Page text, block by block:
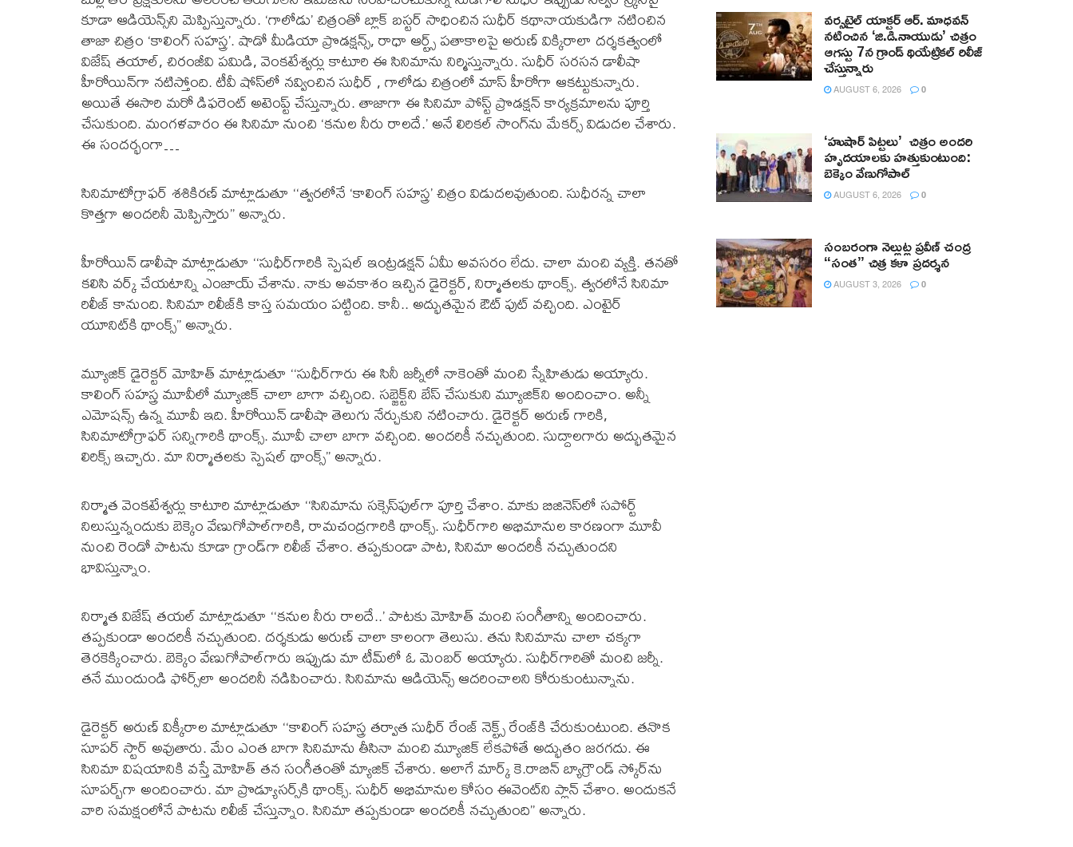
కూడా ఆడియెన్స్‌ని మెప్పిస్తున్నారు. ‘గాలోడు’ చిత్రంతో బ్లాక్ బస్టర్ సాధించిన సుధీర్ కథానాయకుడిగా నటించిన
తాజా చిత్రం ‘కాలింగ్ సహస్త్ర’. షాడో మీడియా ప్రొడక్ష‌న్స్‌, రాధా ఆర్ట్స్ ప‌తాకాల‌పై అరుణ్ విక్కిరాలా ద‌ర్శ‌క‌త్వంలో
విజేష్ త‌యాల్‌, చిరంజీవి ప‌మిడి, వెంక‌టేశ్వ‌ర్లు కాటూరి ఈ సినిమాను నిర్మిస్తున్నారు. సుధీర్ స‌ర‌స‌న డాలీషా
హీరోయిన్‌గా న‌టిస్తోంది. టీవీ షోస్‌లో న‌వ్వించిన సుధీర్ , గాలోడు చిత్రంలో మాస్ హీరోగా ఆక‌ట్టుకున్నారు.
అయితే ఈసారి మ‌రో డిఫ‌రెంట్ అటెంప్ట్ చేస్తున్నారు. తాజాగా ఈ సినిమా పోస్ట్ ప్రొడ‌క్ష‌న్ కార్య‌క్ర‌మాల‌ను పూర్తి
చేసుకుంది. మంగళవారం ఈ సినిమా నుంచి ‘కనుల నీరు రాలదే.’ అనే లిరికల్ సాంగ్‌ను మేకర్స్ విడుదల చేశారు.
ఈ సందర్భంగా…
సినిమాటోగ్రాఫర్ శశికిరణ్ మాట్లాడుతూ ‘‘త్వరలోనే ‘కాలింగ్ సహస్త్ర’ చిత్రం విడుదలవుతుంది. సుధీరన్న చాలా
కొత్తగా అందరినీ మెప్పిస్తారు’’ అన్నారు.
హీరోయిన్ డాలీషా మాట్లాడుతూ ‘‘సుధీర్‌గారికి స్పెషల్ ఇంట్రడక్షన్ ఏమీ అవసరం లేదు. చాలా మంచి వ్యక్తి. తనతో
కలిసి వర్క్ చేయటాన్ని ఎంజాయ్ చేశాను. నాకు అవకాశం ఇచ్చిన డైరెక్టర్, నిర్మాతలకు థాంక్స్. త్వరలోనే సినిమా
రిలీజ్ కానుంది. సినిమా రిలీజ్‌కి కాస్త సమయం పట్టింది. కానీ.. అద్భుతమైన ఔట్ పుట్ వచ్చింది. ఎంటైర్
యూనిట్‌కి థాంక్స్’’ అన్నారు.
మ్యూజిక్ డైరెక్టర్ మోహిత్ మాట్లాడుతూ ‘‘సుధీర్‌గారు ఈ సినీ జర్నీలో నాకెంతో మంచి స్నేహితుడు అయ్యారు.
కాలింగ్ సహస్త్ర మూవీలో మ్యూజిక్ చాలా బాగా వచ్చింది. సబ్జెక్ట్‌ని బేస్ చేసుకుని మ్యూజిక్‌ని అందించాం. అన్నీ
ఎమోషన్స్ ఉన్న మూవీ ఇది. హీరోయిన్ డాలీషా తెలుగు నేర్చుకుని నటించారు. డైరెక్టర్ అరుణ్ గారికి,
సినిమాటోగ్రాఫర్ సన్నిగారికి థాంక్స్. మూవీ చాలా బాగా వచ్చింది. అందరికీ నచ్చుతుంది. సుద్దాలగారు అద్భుతమైన
లిరిక్స్ ఇచ్చారు. మా నిర్మాతలకు స్పెషల్ థాంక్స్’’ అన్నారు.
నిర్మాత వెంకటేశ్వర్లు కాటూరి మాట్లాడుతూ ‘‘సినిమాను సక్సెస్‌ఫుల్‌గా పూర్తి చేశాం. మాకు బిజినెస్‌లో సపోర్ట్‌
నిలుస్తున్నందుకు బెక్కెం వేణుగోపాల్‌గారికి, రామచంద్రగారికి థాంక్స్. సుధీర్‌గారి అభిమానుల కారణంగా మూవీ
నుంచి రెండో పాటను కూడా గ్రాండ్‌గా రిలీజ్ చేశాం. తప్పకుండా పాట, సినిమా అందరికీ నచ్చుతుందని
భావిస్తున్నాం.
నిర్మాత విజేష్ తయల్ మాట్లాడుతూ ‘‘కనుల నీరు రాలదే..’ పాటకు మోహిత్ మంచి సంగీతాన్ని అందించారు.
తప్పకుండా అందరికీ నచ్చుతుంది. దర్శకుడు అరుణ్ చాలా కాలంగా తెలుసు. తను సినిమాను చాలా చక్కగా
తెరకెక్కించారు. బెక్కెం వేణుగోపాల్‌గారు ఇప్పుడు మా టీమ్‌లో ఓ మెంబర్ అయ్యారు. సుధీర్‌గారితో మంచి జర్నీ.
తనే ముందుండి ఫోర్స్‌లా అందరినీ నడిపించారు. సినిమాను ఆడియెన్స్ ఆదరించాలని కోరుకుంటున్నాను.
డైరెక్టర్ అరుణ్ విక్కీరాల మాట్లాడుతూ ‘‘కాలింగ్ సహస్త్ర తర్వాత సుధీర్ రేంజ్ నెక్ట్స్ రేంజ్‌కి చేరుకుంటుంది. తనొక
సూపర్ స్టార్ అవుతారు. మేం ఎంత బాగా సినిమాను తీసినా మంచి మ్యూజిక్ లేకపోతే అద్భుతం జరగదు. ఈ
సినిమా విషయానికి వస్తే మోహిత్ తన సంగీతంతో మ్యాజిక్ చేశారు. అలాగే మార్క్ కె.రాబిన్ బ్యాగ్రౌండ్ స్కోర్‌ను
సూపర్బ్‌గా అందించారు. మా ప్రొడ్యూసర్స్‌కి థాంక్స్. సుధీర్ అభిమానుల కోసం ఈవెంట్‌ని ప్లాన్ చేశాం. అందుకనే
వారి సమక్షంలోనే పాటను రిలీజ్ చేస్తున్నాం. సినిమా తప్పకుండా అందరికీ నచ్చుతుంది’’ అన్నారు.
వర్సటైల్ యాక్టర్ ఆర్‌. మాధవన్‌
నటించిన ‘జి.డి.నాయుడు’ చిత్రం
ఆగస్టు 7న గ్రాండ్ థియేట్రికల్ రిలీజ్
చేస్తున్నారు
AUGUST 6, 2026 0
‘హుషార్‌ పిట్టలు’ చిత్రం అందరి
హృదయాలకు హత్తుకుంటుంది:
బెక్కెం వేణుగోపాల్‌
AUGUST 6, 2026 0
సంబరంగా నెల్లుట్ల ప్రవీణ్ చంద్ర
“సంత” చిత్ర కళా ప్రదర్శన
AUGUST 3, 2026 0